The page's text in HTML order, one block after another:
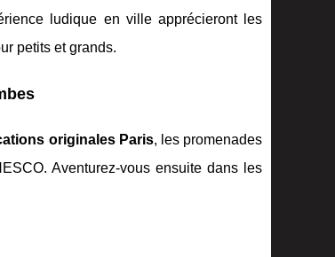
ludique en ville apprécieront les
petits et grands.
originales Paris, les promenades
Aventurez-vous ensuite dans les